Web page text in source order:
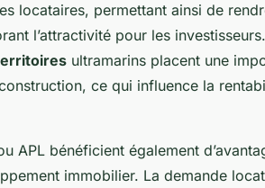
locataires, permettant ainsi de
l’attractivité pour les
ultramarins placent une
ce qui influence la
APL bénéficient également
immobilier. La demande